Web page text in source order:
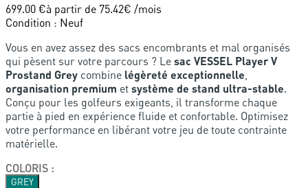
699.00 €à partir de 75.42€ /mois
Condition : Neuf
Vous en avez assez des sacs encombrants et mal organisés
qui pèsent sur votre parcours ? Le sac VESSEL Player V
Prostand Grey combine légèreté exceptionnelle
organisation premium et système de stand ultra-stable.
Conçu pour les golfeurs exigeants, il transforme chaque
partie à pied en expérience fluide et confortable. Optimisez
votre performance en libérant votre jeu de toute contrainte
matérielle.
COLORIS :
GREY